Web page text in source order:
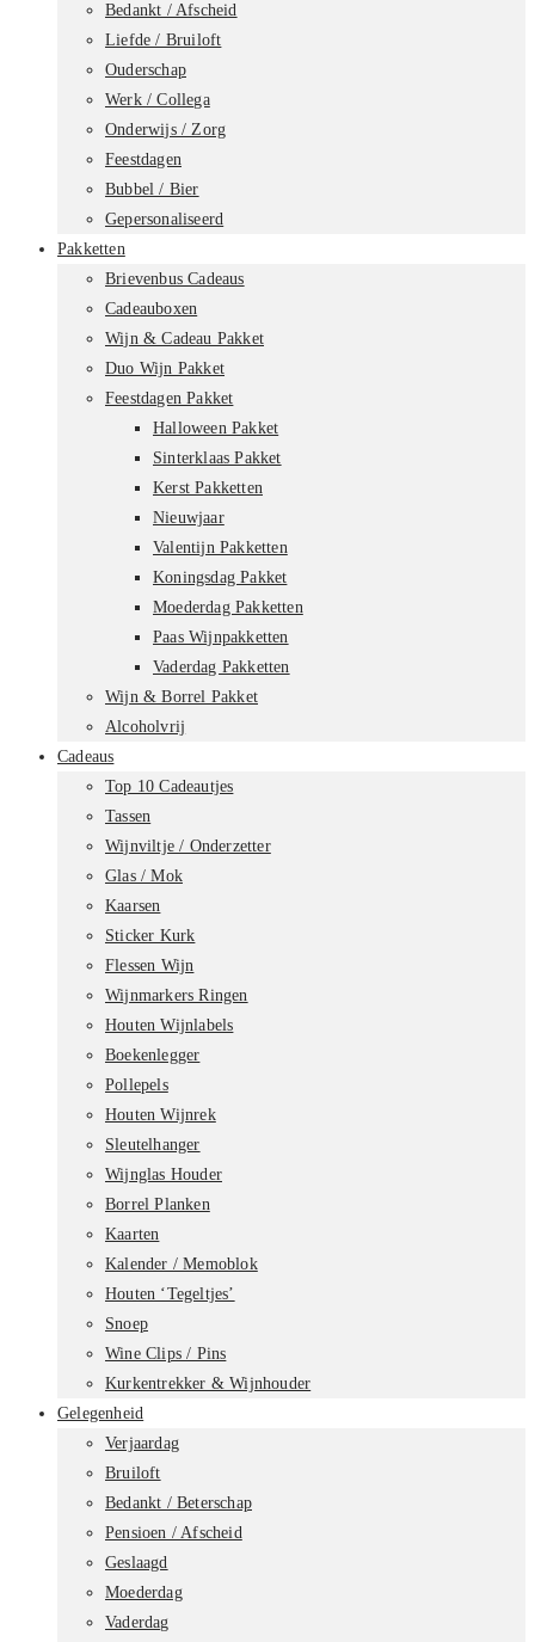
Bedankt / Afscheid
Liefde / Bruiloft
Ouderschap
Werk / Collega
Onderwijs / Zorg
Feestdagen
Bubbel / Bier
Gepersonaliseerd
Pakketten
Brievenbus Cadeaus
Cadeauboxen
Wijn & Cadeau Pakket
Duo Wijn Pakket
Feestdagen Pakket
Halloween Pakket
Sinterklaas Pakket
Kerst Pakketten
Nieuwjaar
Valentijn Pakketten
Koningsdag Pakket
Moederdag Pakketten
Paas Wijnpakketten
Vaderdag Pakketten
Wijn & Borrel Pakket
Alcoholvrij
Cadeaus
Top 10 Cadeautjes
Tassen
Wijnviltje / Onderzetter
Glas / Mok
Kaarsen
Sticker Kurk
Flessen Wijn
Wijnmarkers Ringen
Houten Wijnlabels
Boekenlegger
Pollepels
Houten Wijnrek
Sleutelhanger
Wijnglas Houder
Borrel Planken
Kaarten
Kalender / Memoblok
Houten ‘Tegeltjes’
Snoep
Wine Clips / Pins
Kurkentrekker & Wijnhouder
Gelegenheid
Verjaardag
Bruiloft
Bedankt / Beterschap
Pensioen / Afscheid
Geslaagd
Moederdag
Vaderdag